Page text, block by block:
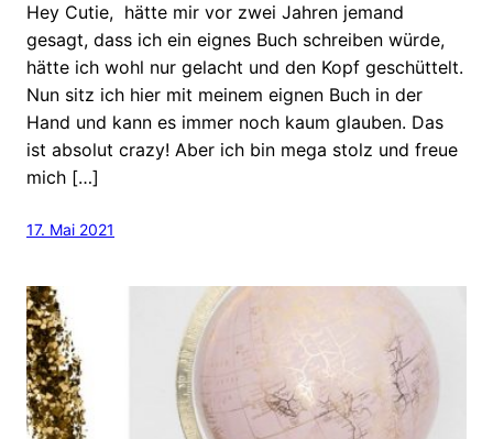
Hey Cutie, hätte mir vor zwei Jahren jemand
gesagt, dass ich ein eignes Buch schreiben würde,
hätte ich wohl nur gelacht und den Kopf geschüttelt.
Nun sitz ich hier mit meinem eignen Buch in der
Hand und kann es immer noch kaum glauben. Das
ist absolut crazy! Aber ich bin mega stolz und freue
mich […]
17. Mai 2021